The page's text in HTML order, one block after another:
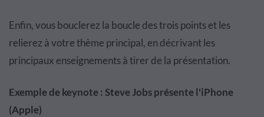
Enfin, vous bouclerez la boucle des trois points et les
relierez à votre thème principal, en décrivant les
principaux enseignements à tirer de la présentation.
Exemple de keynote : Steve Jobs présente l'iPhone
(Apple)